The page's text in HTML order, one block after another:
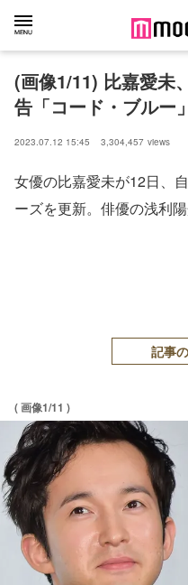
(画像1/11) 比嘉愛未
告「コード・ブルー
2023.07.12 15:45 3,304,457 views
女優の比嘉愛未が12日、
ーズを更新。俳優の浅利陽
記事
( 画像1/11 )